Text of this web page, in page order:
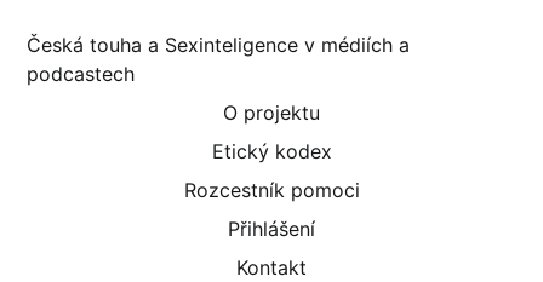
Česká touha a Sexinteligence v médiích a
podcastech
O projektu
Etický kodex
Rozcestník pomoci
Přihlášení
Kontakt